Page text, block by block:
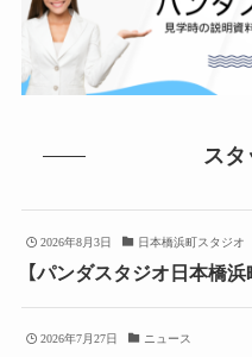
スタ
2026年8月3日 日本橋浜町スタジオ
【パンダスタジオ日本橋
2026年7月27日 ニュース